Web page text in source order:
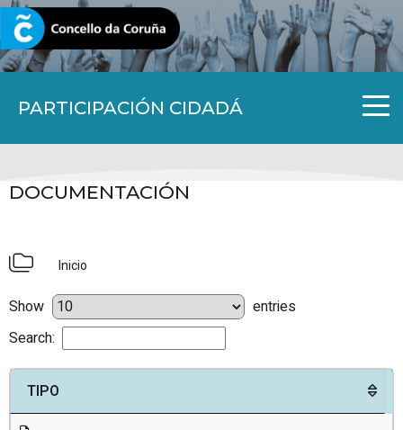
PARTICIPACIÓN CIDADÁ
CORUNA.GAL
DOCUMENTACIÓN
Inicio
Show
entries
Search:
TIPO